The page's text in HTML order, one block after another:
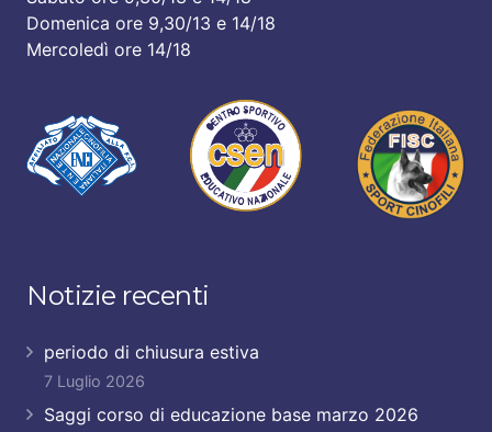
Domenica ore 9,30/13 e 14/18
Mercoledì ore 14/18
Notizie recenti
periodo di chiusura estiva
7 Luglio 2026
Saggi corso di educazione base marzo 2026